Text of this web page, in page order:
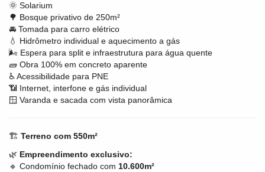
🌞 Solarium
🌳 Bosque privativo de 250m²
🚘 Tomada para carro elétrico
💧 Hidrômetro individual e aquecimento a gás
🌬 Espera para split e infraestrutura para água quente
🧱 Obra 100% em concreto aparente
♿ Acessibilidade para PNE
📶 Internet, interfone e gás individual
🪟 Varanda e sacada com vista panorâmica
🏗 Terreno com 550m²
🌿 Empreendimento exclusivo:
🔹 Condomínio fechado com 10.600m²